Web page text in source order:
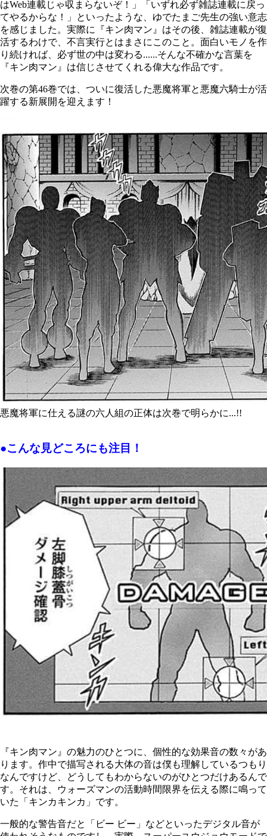
はWeb連載じゃ収まらないぞ！」「いずれ必ず雑誌連載に戻っ
てやるからな！」といったような、ゆでたまご先生の強い意志
を感じました。実際に『キン肉マン』はその後、雑誌連載が復
活するわけで、不言実行とはまさにこのこと。面白いモノを作
り続ければ、必ず世の中は変わる......そんな不確かな言葉を
『キン肉マン』は信じさせてくれる偉大な作品です。
次巻の第46巻では、ついに復活した悪魔将軍と悪魔六騎士が活
躍する新展開を迎えます！
悪魔将軍に仕える謎の六人組の正体は次巻で明らかに...!!
●こんな見どころにも注目！
『キン肉マン』の魅力のひとつに、個性的な効果音の数々があ
ります。作中で描写される大体の音は僕も理解しているつもり
なんですけど、どうしてもわからないのがひとつだけあるんで
す。それは、ウォーズマンの活動時間限界を伝える際に鳴って
いた「キンカキンカ」です。
一般的な警告音だと「ビー ビー」などといったデジタル音が